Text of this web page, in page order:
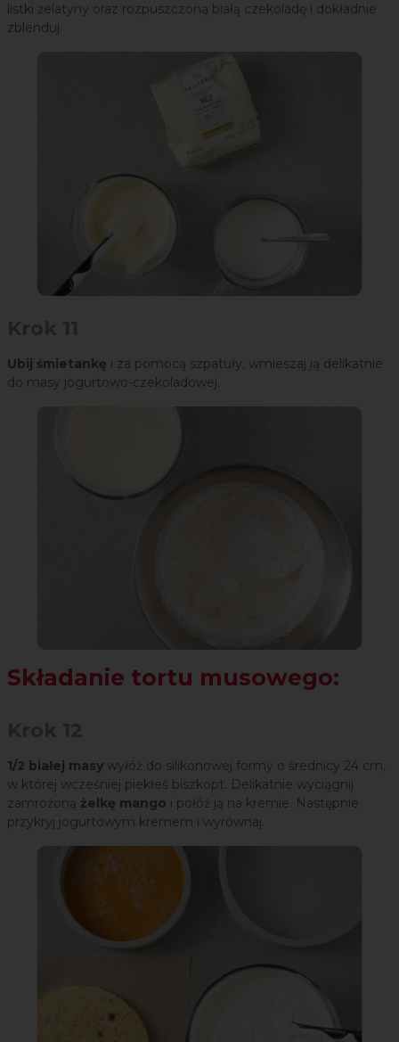
listki żelatyny oraz rozpuszczoną białą czekoladę i dokładnie
zblenduj.
Ubij śmietankę i za pomocą szpatuły, wmieszaj ją delikatnie
do masy jogurtowo-czekoladowej.
Składanie tortu musowego:
1/2 białej masy wyłóż do silikonowej formy o średnicy 24 cm,
w której wcześniej piekłeś biszkopt. Delikatnie wyciągnij
zamrożoną żelkę mango i połóż ją na kremie. Następnie
przykryj jogurtowym kremem i wyrównaj.